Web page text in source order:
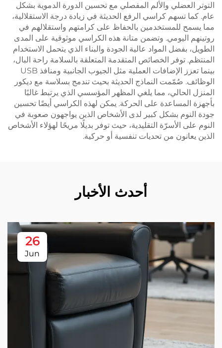
التوتر العضلي والألم المفصلي مع تحسين الدورة الدموية بشكل
عام. كما تسهم كراسي الرفع الحديثة في زيادة درجة الاستقلالية،
مما يسمح للمستخدمين بالحفاظ على كرامتهم واستقلالهم في
روتينهم اليومي. وتضمن متانة هذه الكراسي موثوقية على المدى
الطويل، بفضل المواد عالية الجودة والبناء الذي يتحمل الاستخدام
المنتظم. توفر الخصائص المتقدمة المتعلقة بالسلامة راحة البال،
بينما تعزز الإضافات العملية مثل الجيوب الجانبية ومنافذ USB
الوظائف. صُمّمت النماذج الحديثة بحيث تندمج بسلاسة مع ديكور
المنزل الحالي، مما يلغي المظهر المؤسسي الذي يرتبط غالبًا
بأجهزة المساعدة على الحركة. يمكن لهذه الكراسي أيضًا تحسين
جودة النوم بشكل كبير لدى الأشخاص الذين يواجهون صعوبة في
النوم على الأسرّة التقليدية، حيث توفر بديلًا مريحًا لهؤلاء الأشخاص
الذين يعانون من تحديات تنفسية أو حركية.
أحدث الأخبار
26
Jun